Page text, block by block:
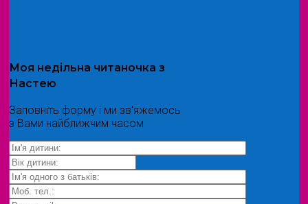
Моя недільна читаночка з
Настею
Заповніть форму і ми зв'яжемось
з Вами найближчим часом